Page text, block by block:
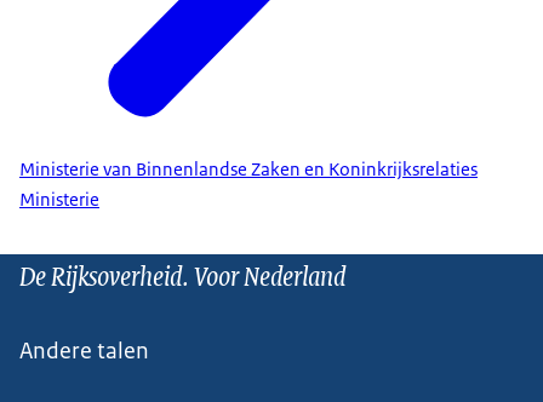
Ministerie van Binnenlandse Zaken en Koninkrijksrelaties
Ministerie
De Rijksoverheid. Voor Nederland
Andere talen